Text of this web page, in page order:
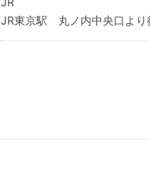
JR東京駅 丸ノ内中央口より